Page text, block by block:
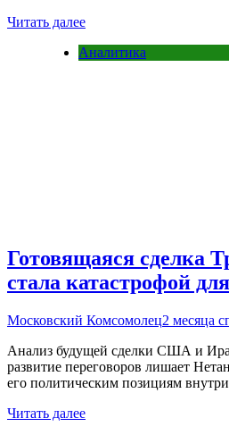
Читать далее
Аналитика
Готовящаяся сделка
стала катастрофой
Московский Комсомолец2 месяца
Анализ будущей сделки США и
развитие переговоров лишает
его политическим позициям
Читать далее